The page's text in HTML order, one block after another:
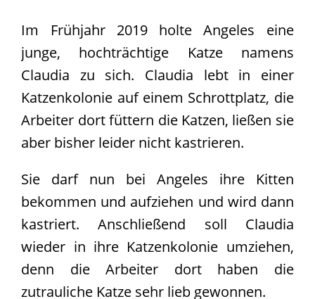
Im Frühjahr 2019 holte Angeles eine
junge, hochträchtige Katze namens
Claudia zu sich. Claudia lebt in einer
Katzenkolonie auf einem Schrottplatz, die
Arbeiter dort füttern die Katzen, ließen sie
aber bisher leider nicht kastrieren.
Sie darf nun bei Angeles ihre Kitten
bekommen und aufziehen und wird dann
kastriert. Anschließend soll Claudia
wieder in ihre Katzenkolonie umziehen,
denn die Arbeiter dort haben die
zutrauliche Katze sehr lieb gewonnen.